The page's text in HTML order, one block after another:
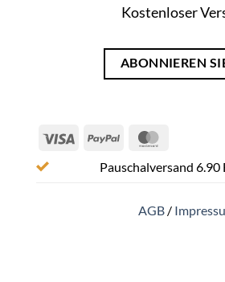
Kostenloser
ABONNIEREN
Visa PayPal
Pauschalversand
AGB /